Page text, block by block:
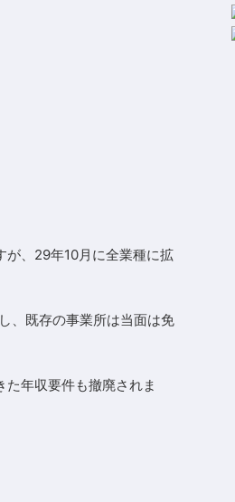
が、29年10月に全業種に拡
、既存の事業所は当面は免
年収要件も撤廃されま